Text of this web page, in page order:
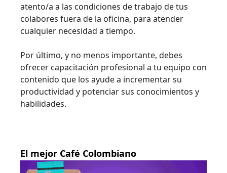
atento/a a las condiciones de trabajo de tus
colabores fuera de la oficina, para atender
cualquier necesidad a tiempo.
Por último, y no menos importante, debes
ofrecer capacitación profesional a tu equipo con
contenido que los ayude a incrementar su
productividad y potenciar sus conocimientos y
habilidades.
El mejor Café Colombiano